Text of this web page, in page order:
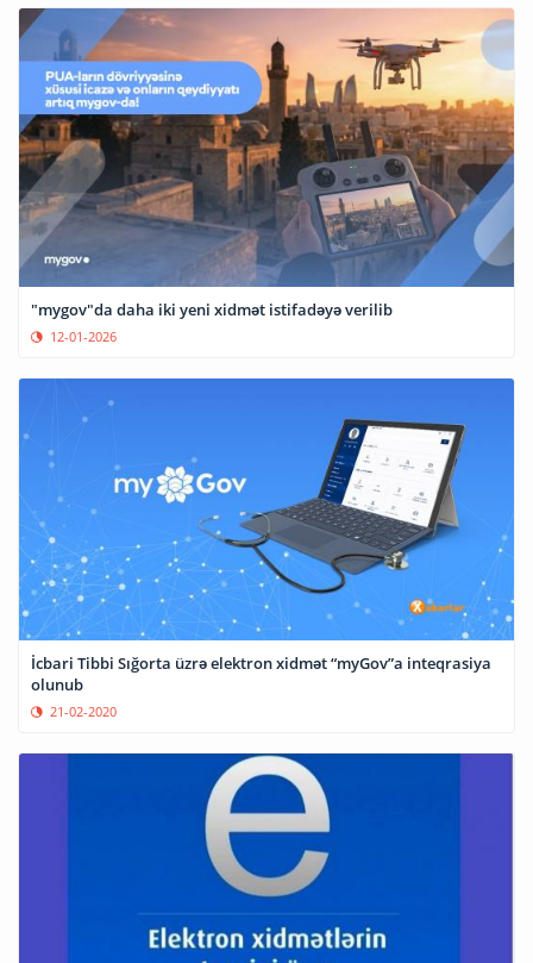
"mygov"da daha iki yeni xidmət istifadəyə verilib
12-01-2026
İcbari Tibbi Sığorta üzrə elektron xidmət “myGov”a inteqrasiya
olunub
21-02-2020